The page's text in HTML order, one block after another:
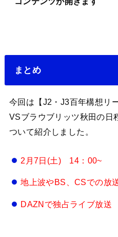
まとめ
今回は【J2・J3百年構想リ
VSブラウブリッツ秋田の日
ついて紹介しました。
2月7日(土) 14：00~
地上波やBS、CSでの放
DAZNで独占ライブ放送